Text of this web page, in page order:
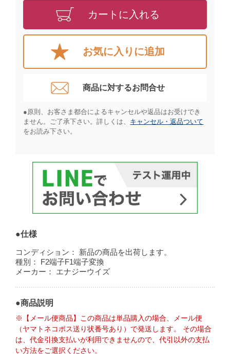
カートに入れる
お気に入りに追加
商品に対するお問合せ​
●原則、お客さま都合によるキャンセルや返品はお受けでき
ません。ご了承下さい。詳しくは、 キャンセル・返品ついて
をお読み下さい。​
●仕様
コンディション：
新品の商品を出荷します。
種別：
F2端子F1端子変換
メーカー：
エナジーウイズ
●商品説明
※【メール便商品】この商品は単品購入の場合、メール便
（ヤマトネコポス送り状番号あり）で発送します。 その場合
は、代金引換支払いが利用できませんので、代引以外の支払
い方法をご選択ください。